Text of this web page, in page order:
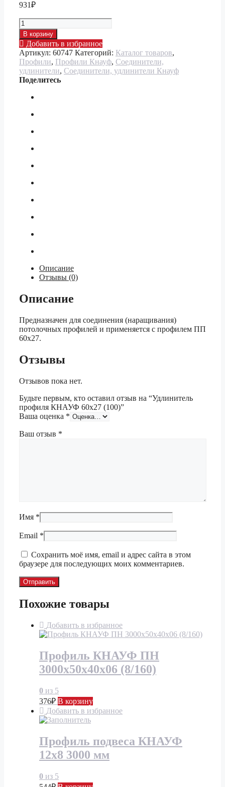
931₽
Количество
товара
Удлинитель
профиля
КНАУФ
60х27
(100)
В корзину
Добавить в избранное
Артикул: 60747 Категорий: Каталог товаров,
Профили, Профили Кнауф, Соединители,
удлинители, Соединители, удлинители Кнауф
Поделитесь
Описание
Отзывы (0)
Описание
Предназначен для соединения (наращивания)
потолочных профилей и применяется с профилем ПП
60х27.
Отзывы
Отзывов пока нет.
Будьте первым, кто оставил отзыв на “Удлинитель
профиля КНАУФ 60х27 (100)”
Ваша оценка *
Ваш отзыв *
Имя *
Email *
Сохранить моё имя, email и адрес сайта в этом
браузере для последующих моих комментариев.
Похожие товары
Добавить в избранное
Профиль КНАУФ ПН
3000х50х40х06 (8/160)
0 из 5
376₽ В корзину
Добавить в избранное
Профиль подвеса КНАУФ
12х8 3000 мм
0 из 5